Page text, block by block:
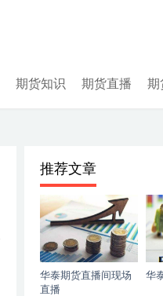
期货知识 期货直播 期
推荐文章
华泰期货直播间现场
直播
华